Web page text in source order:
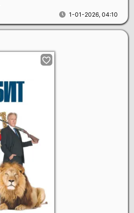
1-01-2026, 04:10